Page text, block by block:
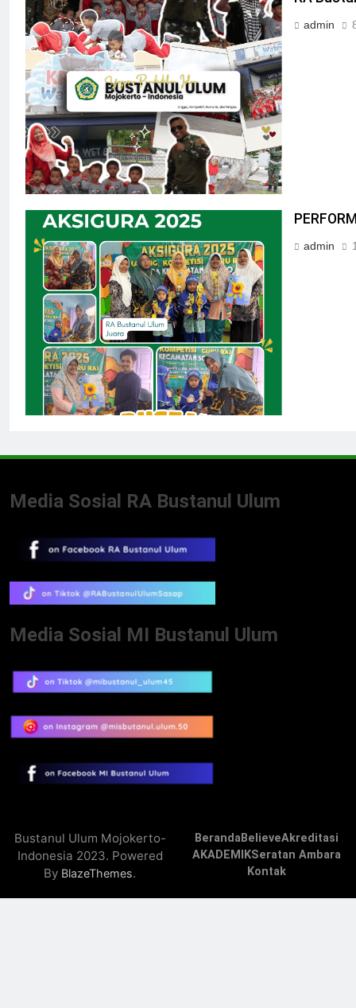
admin
admin
Media Sosial RA Bustanul Ulum
Media Sosial MI Bustanul Ulum
Bustanul Ulum Mojokerto-
Indonesia 2023. Powered
By BlazeThemes.
BerandaBelieveAkreditasi
AKADEMIKSeratan Ambara
Kontak